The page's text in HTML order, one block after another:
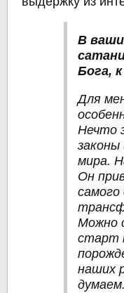
В
Бога,
Для
Нечто
законы
мира.
Он
самого
Можно
старт
наших